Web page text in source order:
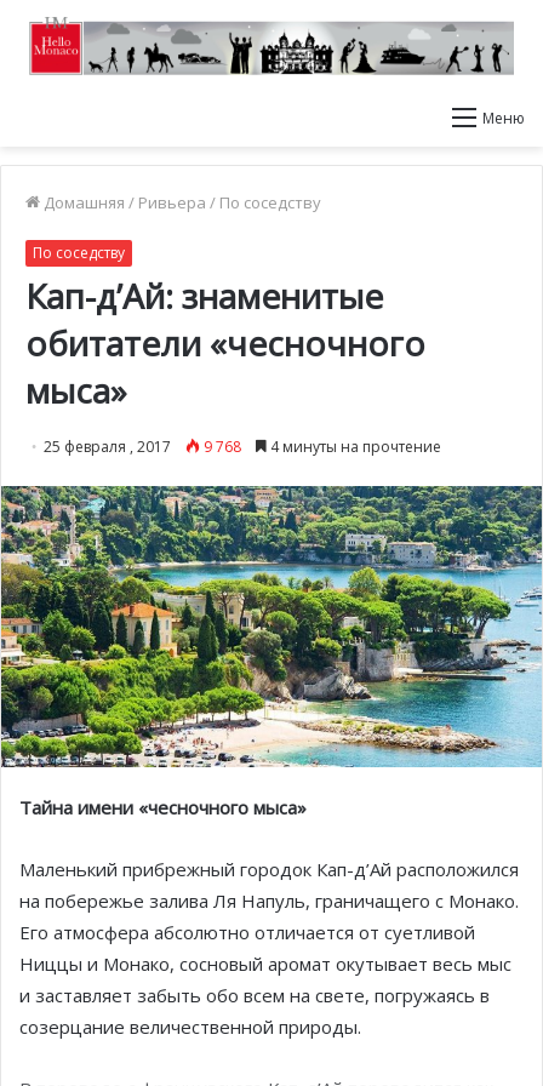
Меню
Домашняя / Ривьера / По соседству
По соседству
Кап-д’Ай: знаменитые
обитатели «чесночного
мыса»
25 февраля , 2017 9 768 4 минуты на прочтение
Тайна имени «чесночного мыса»
Маленький прибрежный городок Кап-д’Ай расположился
на побережье залива Ля Напуль, граничащего с Монако.
Его атмосфера абсолютно отличается от суетливой
Ниццы и Монако, сосновый аромат окутывает весь мыс
и заставляет забыть обо всем на свете, погружаясь в
созерцание величественной природы.